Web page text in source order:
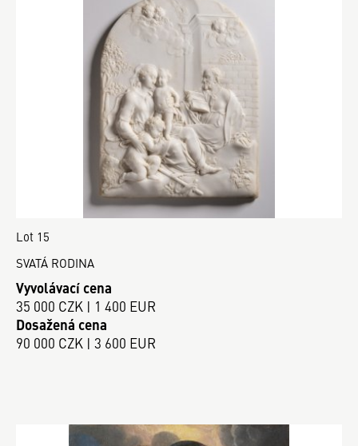
Lot 15
SVATÁ RODINA
Vyvolávací cena
35 000 CZK | 1 400 EUR
Dosažená cena
90 000 CZK | 3 600 EUR